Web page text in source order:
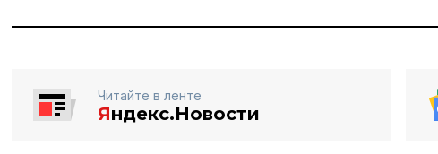
Читайте в ленте
Яндекс.Новости